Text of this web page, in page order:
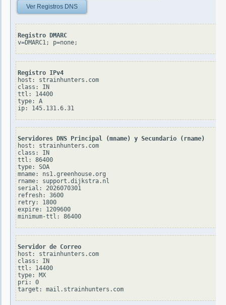
Ver Registros DNS
Registro DMARC
v=DMARC1; p=none;
Registro IPv4
host: strainhunters.com
class: IN
ttl: 14400
type: A
Servidores DNS Principal (mname) y Secundario (rname)
host: strainhunters.com
class: IN
ttl: 86400
type: SOA
mname: ns1.greenhouse.org
rname: support.dijkstra.nl
serial: 2026070301
refresh: 3600
retry: 1800
expire: 1209600
Servidor de Correo
host: strainhunters.com
class: IN
ttl: 14400
type: MX
pri: 0